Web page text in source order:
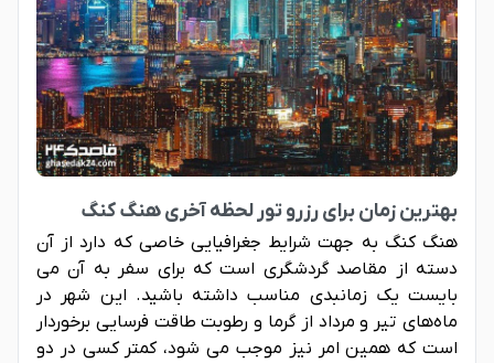
بهترین زمان برای رزرو تور لحظه آخری هنگ کنگ
هنگ کنگ به جهت شرایط جغرافیایی خاصی که دارد از آن
دسته از مقاصد گردشگری است که برای سفر به آن می
بایست یک زمانبدی مناسب داشته باشید. این شهر در
ماه‌های تیر و مرداد از گرما و رطوبت طاقت فرسایی برخوردار
است که همین امر نیز موجب می شود، کمتر کسی در دو